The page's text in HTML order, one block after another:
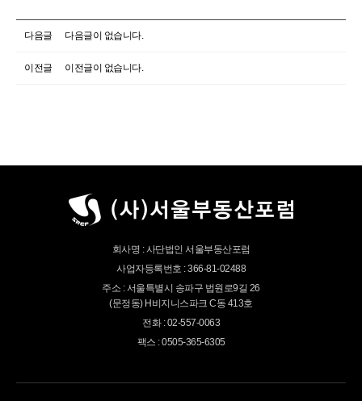
다음글 다음글이 없습니다.
이전글 이전글이 없습니다.
회사명 : 사단법인 서울부동산포럼
사업자등록번호 : 366-81-02488
주소 : 서울특별시 송파구 법원로9길 26
(문정동) H비지니스파크 C동 413호
전화 : 02-557-0063
팩스 : 0505-365-6305